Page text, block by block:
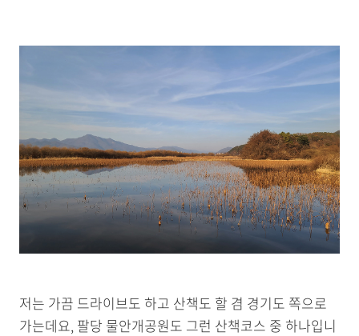
저는 가끔 드라이브도 하고 산책도 할 겸 경기도 쪽으로
가는데요, 팔당 물안개공원도 그런 산책코스 중 하나입니